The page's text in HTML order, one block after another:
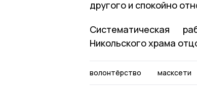
другого и спокойно
Систематическая
Никольского храма
волонтёрство масксети